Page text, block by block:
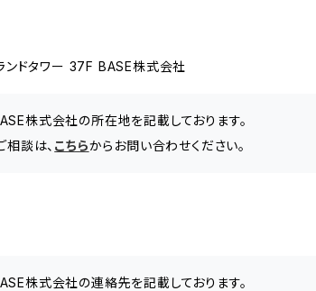
ドタワー 37F BASE株式会社
株式会社の所在地を記載しております。
談は、 こちらからお問い合わせください。
株式会社の連絡先を記載しております。